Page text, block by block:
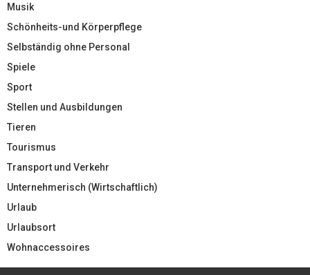
Musik
Schönheits-und Körperpflege
Selbständig ohne Personal
Spiele
Sport
Stellen und Ausbildungen
Tieren
Tourismus
Transport und Verkehr
Unternehmerisch (Wirtschaftlich)
Urlaub
Urlaubsort
Wohnaccessoires